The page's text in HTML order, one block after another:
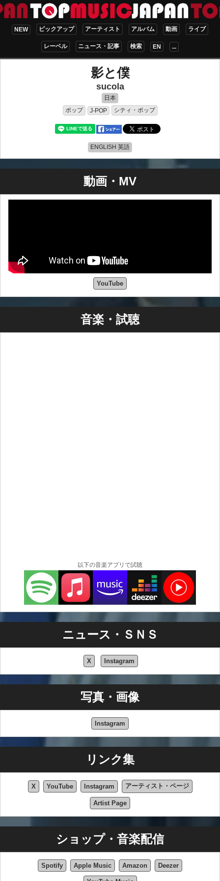
NEW ピックアップ アーティスト アルバム 動画 ライブ
レーベル ニュース・記事 検索 EN ...
影と僕
sucola
日本
ポップ
J-POP シティ・ポップ
ENGLISH 英語
動画・MV
YouTube
音楽・試聴
以下の音楽アプリで試聴
ニュース・ＳＮＳ
X Instagram
写真・画像
Instagram
リンク集
X YouTube Instagram アーティスト・ページ
Artist Page
ショップ・音楽配信
Spotify Apple Music Amazon Deezer